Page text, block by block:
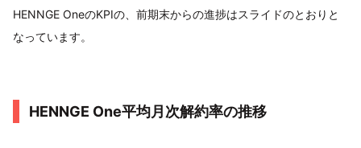
HENNGE OneのKPIの、前期末からの進捗はスライドのとおりと
なっています。
HENNGE One平均月次解約率の推移